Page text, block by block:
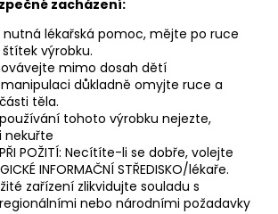
zacházení:
nutná lékařská pomoc, mějte po ruce
výrobku.
mimo dosah dětí
důkladně omyjte ruce a
těla.
tohoto výrobku nejezte,
nekuřte
PŘI POŽITÍ: Necítíte-li se dobře, volejte
INFORMAČNÍ STŘEDISKO/lékaře.
zařízení zlikvidujte souladu s
nebo národními požadavky